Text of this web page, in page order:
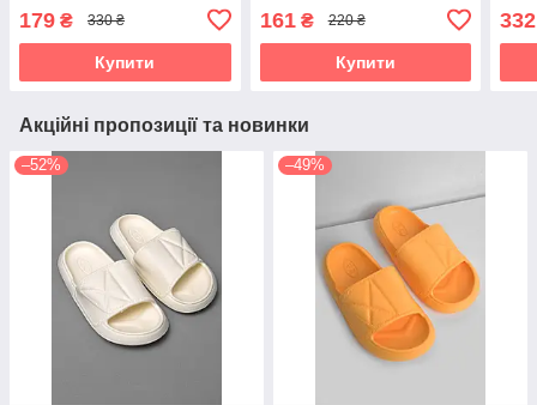
179 ₴ 330 ₴
Купити
161₴ 220 ₴
Купити
332
Акційні пропозиції та новинки
–52% –49%